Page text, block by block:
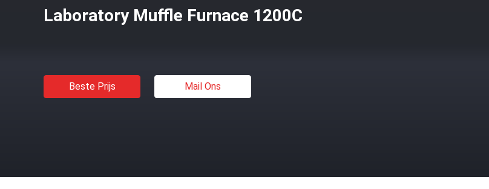
Laboratory Muffle Furnace 1200C
Beste Prijs Mail Ons